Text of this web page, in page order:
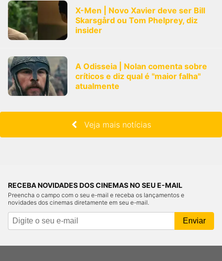
X-Men | Novo Xavier deve ser Bill
Skarsgård ou Tom Phelprey, diz
insider
A Odisseia | Nolan comenta sobre
críticos e diz qual é "maior falha"
atualmente
Veja mais notícias
RECEBA NOVIDADES DOS CINEMAS NO SEU E-MAIL
Preencha o campo com o seu e-mail e receba os lançamentos e
novidades dos cinemas diretamente em seu e-mail.